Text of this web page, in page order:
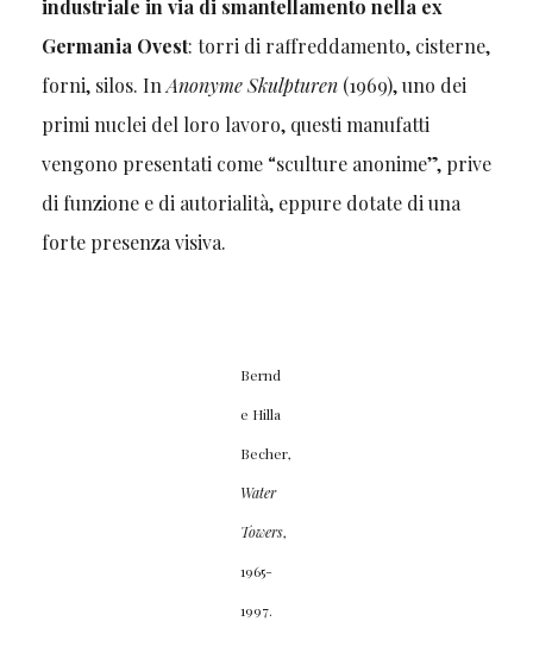
industriale in via di smantellamento nella ex
Germania Ovest: torri di raffreddamento, cisterne,
forni, silos. InAnonyme Skulpturen(1969), uno dei
primi nuclei del loro lavoro, questi manufatti
vengono presentati come “sculture anonime”, prive
di funzione e di autorialità, eppure dotate di una
forte presenza visiva.
Bernd
e Hilla
Becher,
Water
Towers,
1965-
1997.